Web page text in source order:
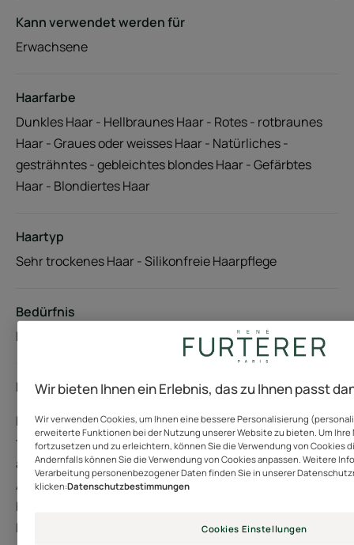
Kann verwendet werden für
Erwachsene
Haarfarbe
Dunkles Haar - Hellbraunes Haar - Rotes - rotbraunes
Haar - Graues oder weisses Haar - Natürliches -
gesträhntes - gebleichtes blondes Haar - Gefärbtes
Haar - Blondiertes Haar
Haartyp
Sehr trockenes Haar - Silikonfreie Haarpflege
Bedürfnis
Nährende Pflege
Hergestellt in Frankreich
Die bändigende, nährende Maske, die speziell für sehr
trockenes Haar entwickelt wurde, ist ein mit Sheabutter
angereichertes Produkt, das in der Tiefe wirkt. Dieser
Aktivstoff, der für seine intensive Pflegewirkung
bekannt ist, wird mit der Ceramid-Technologie
kombiniert, um den Hydrolipidfilm wiederherzustellen.
Wir bieten Ihnen ein Erlebnis, das zu Ihnen passt
Wir verwenden Cookies, um Ihnen eine bessere Personalisierung
erweiterte Funktionen bei der Nutzung unserer Website zu bieten. Um Ihre
fortzusetzen und zu erleichtern, können Sie die Verwendung von Cookies
Andernfalls können Sie die Verwendung von Cookies anpassen. Weitere
Verarbeitung personenbezogener Daten finden Sie in unserer
klicken:Datenschutzbestimmungen
Cookies Einstellungen